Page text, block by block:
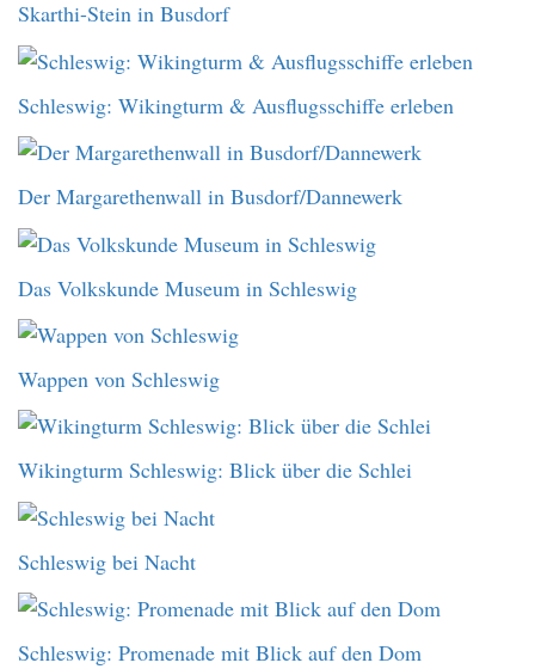
Skarthi-Stein in Busdorf
Schleswig: Wikingturm & Ausflugsschiffe erleben
Der Margarethenwall in Busdorf/Dannewerk
Das Volkskunde Museum in Schleswig
Wappen von Schleswig
Wikingturm Schleswig: Blick über die Schlei
Schleswig bei Nacht
Schleswig: Promenade mit Blick auf den Dom